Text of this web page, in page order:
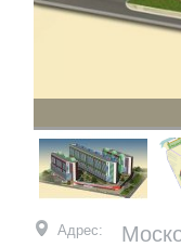
Адрес: